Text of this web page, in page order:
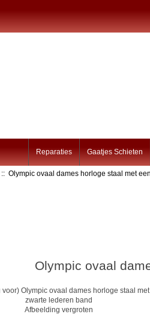
Reparaties Gaatjes Schieten
:: Olympic ovaal dames horloge staal met
Olympic ovaal
Afbeelding vergroten